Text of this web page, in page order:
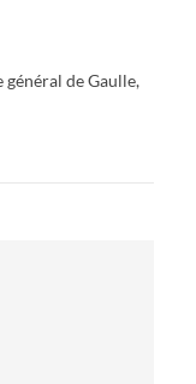
de Gaulle,